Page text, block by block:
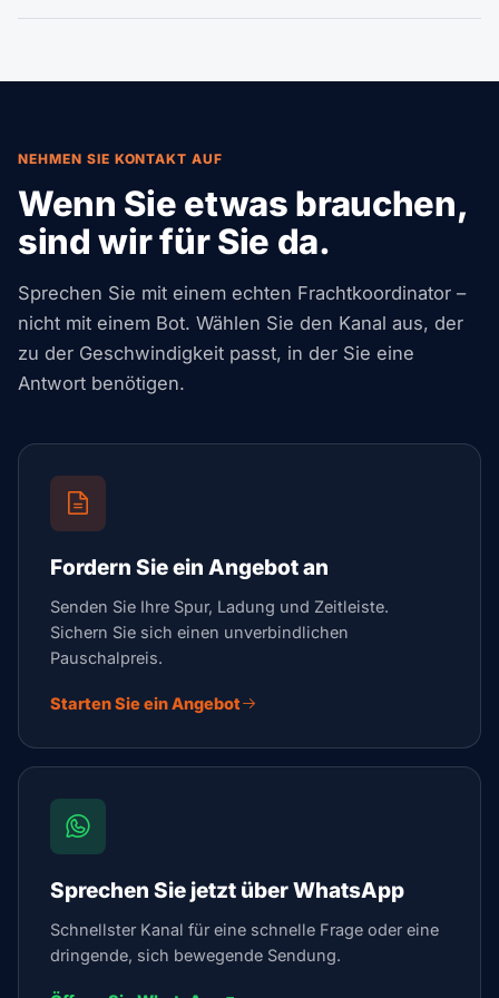
mehr — auf den wichtigsten US-Routen mit China,
NEHMEN SIE KONTAKT AUF
Wenn Sie etwas brauchen,
sind wir für Sie da.
Sprechen Sie mit einem echten Frachtkoordinator –
nicht mit einem Bot. Wählen Sie den Kanal aus, der
zu der Geschwindigkeit passt, in der Sie eine
Antwort benötigen.
Fordern Sie ein Angebot an
Senden Sie Ihre Spur, Ladung und Zeitleiste.
Sichern Sie sich einen unverbindlichen
Pauschalpreis.
Starten Sie ein Angebot
Sprechen Sie jetzt über WhatsApp
Schnellster Kanal für eine schnelle Frage oder eine
dringende, sich bewegende Sendung.